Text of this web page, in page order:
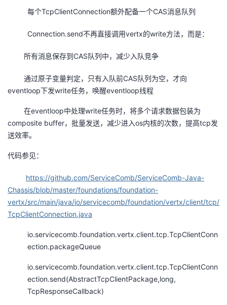
每个TcpClientConnection额外配备一个CAS消息队列
Connection.send不再直接调用vertx的write方法，而是：
所有消息保存到CAS队列中，减少入队竞争
通过原子变量判定，只有入队前CAS队列为空，才向
eventloop下发write任务，唤醒eventloop线程
在eventloop中处理write任务时，将多个请求数据包装为
composite buffer，批量发送，减少进入os内核的次数，提高tcp发
送效率。
代码参见：
https://github.com/ServiceComb/ServiceComb-Java-
Chassis/blob/master/foundations/foundation-
vertx/src/main/java/io/servicecomb/foundation/vertx/client/tcp/
TcpClientConnection.java
io.servicecomb.foundation.vertx.client.tcp.TcpClientConn
ection.packageQueue
io.servicecomb.foundation.vertx.client.tcp.TcpClientConn
ection.send(AbstractTcpClientPackage,long,
TcpResponseCallback)